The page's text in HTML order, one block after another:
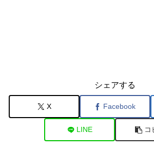
シェアする
X Facebook
LINE コ